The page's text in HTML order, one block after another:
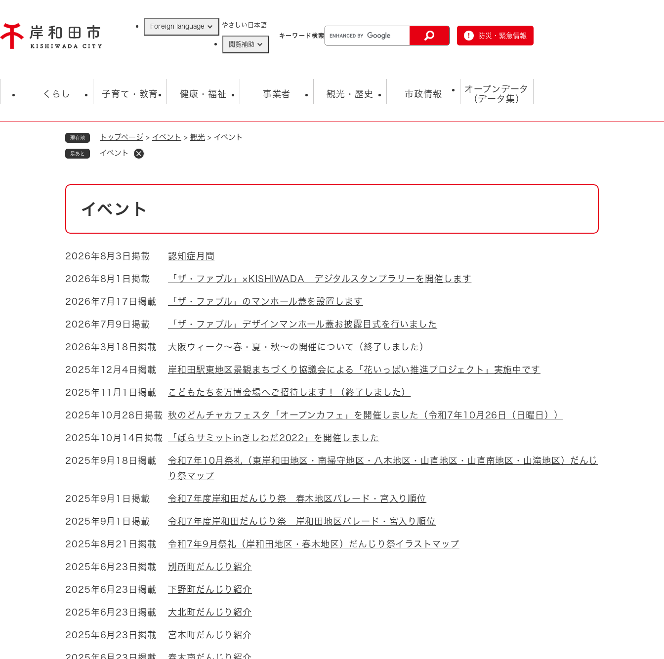
ジ
の
Foreign language やさしい日本語
閲覧補助
キーワード検索 防災・緊急情報
くらし
住民票・戸籍
ごみ・衛生・動物 救急・消防
防災・防犯
自然・環境・公園
引っ越し おくやみ
男女共同参画
地域コミュニティ・ボラン
ティア・協働
道路・河川・交通 まちづくり
国際交流
とじる
子育て・教育
学校 子育て
健康・福祉
福祉・健康・生活
事業者
環境 福祉・介護
観光・歴史
観光
市政情報
市の概要
市政 職員採用情報
オープンデータ
（データ集）
現在地 トップページ > イベント > 観光 > イベント
足あと イベント
本
イベント
2026年8月3日掲載 認知症月間
2026年8月1日掲載 「ザ・ファブル」×KISHIWADA デジタルスタンプラリーを開催します
2026年7月17日掲載 「ザ・ファブル」のマンホール蓋を設置します
2026年7月9日掲載 「ザ・ファブル」デザインマンホール蓋お披露目式を行いました
2026年3月18日掲載 大阪ウィーク～春・夏・秋～の開催について（終了しました）
2025年12月4日掲載 岸和田駅東地区景観まちづくり協議会による「花いっぱい推進プロジェクト」実施中です
2025年11月1日掲載 こどもたちを万博会場へご招待します！（終了しました）
2025年10月28日掲載 秋のどんチャカフェスタ「オープンカフェ」を開催しました（令和7年10月26日（日曜日））
2025年10月14日掲載 「ばらサミットinきしわだ2022」を開催しました
2025年9月18日掲載
令和7年10月祭礼（東岸和田地区・南掃守地区・八木地区・山直地区・山直南地区・山滝地区）だんじ
り祭マップ
2025年9月1日掲載 令和7年度岸和田だんじり祭 春木地区パレード・宮入り順位
2025年9月1日掲載 令和7年度岸和田だんじり祭 岸和田地区パレード・宮入り順位
2025年8月21日掲載 令和7年9月祭礼（岸和田地区・春木地区）だんじり祭イラストマップ
2025年6月23日掲載 別所町だんじり紹介
2025年6月23日掲載 下野町だんじり紹介
2025年6月23日掲載 大北町だんじり紹介
2025年6月23日掲載 宮本町だんじり紹介